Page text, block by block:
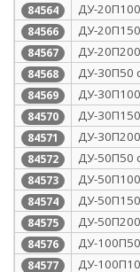
84564 ДУ-
84566 ДУ-
84567 ДУ-
84568 ДУ-30П50
84569 ДУ-
84570 ДУ-
84571 ДУ-
84572 ДУ-50П50
84573 ДУ-
84574 ДУ-
84575 ДУ-
84576 ДУ-
84577 ДУ-